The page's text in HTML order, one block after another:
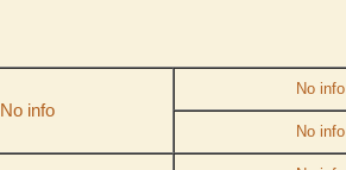
No info
No info
No info